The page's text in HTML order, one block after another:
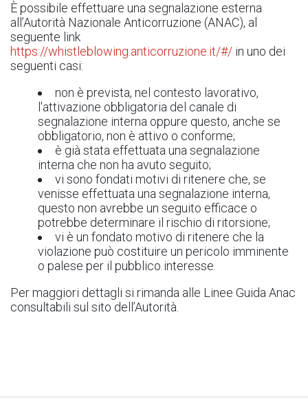
È possibile effettuare una segnalazione esterna
all’Autorità Nazionale Anticorruzione (ANAC), al
seguente link
https://whistleblowing.anticorruzione.it/#/ in uno dei
seguenti casi:
non è prevista, nel contesto lavorativo,
l'attivazione obbligatoria del canale di
segnalazione interna oppure questo, anche se
obbligatorio, non è attivo o conforme;
è già stata effettuata una segnalazione
interna che non ha avuto seguito;
vi sono fondati motivi di ritenere che, se
venisse effettuata una segnalazione interna,
questo non avrebbe un seguito efficace o
potrebbe determinare il rischio di ritorsione;
vi è un fondato motivo di ritenere che la
violazione può costituire un pericolo imminente
o palese per il pubblico interesse.
Per maggiori dettagli si rimanda alle Linee Guida Anac
consultabili sul sito dell’Autorità.